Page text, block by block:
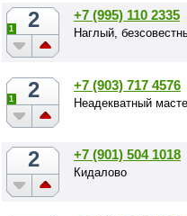
2
1
+7 (995) 110 2335
Наглый,
2
1
+7 (903) 717 4576
Неадекватный
2 +7 (901) 504 1018
Кидалово